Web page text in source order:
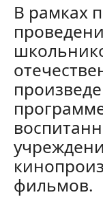
В рамках
фильмов.